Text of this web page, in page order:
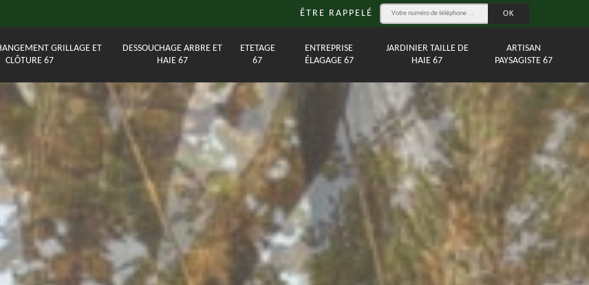
ÊTRE RAPPELÉ
GRILLAGE ET
CLÔTURE 67
DESSOUCHAGE ARBRE ET
HAIE 67
ETETAGE
67
ENTREPRISE
ÉLAGAGE 67
JARDINIER TAILLE DE
HAIE 67
ARTISAN
PAYSAGISTE 67